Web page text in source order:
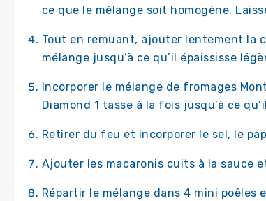
ce que le mélange soit homogène.
Tout en remuant, ajouter lentement la
mélange jusqu’à ce qu’il épaississe
Incorporer le mélange de fromages
Diamond 1 tasse à la fois jusqu’à ce
Retirer du feu et incorporer le sel, le
Ajouter les macaronis cuits à la sauce
Répartir le mélange dans 4 mini